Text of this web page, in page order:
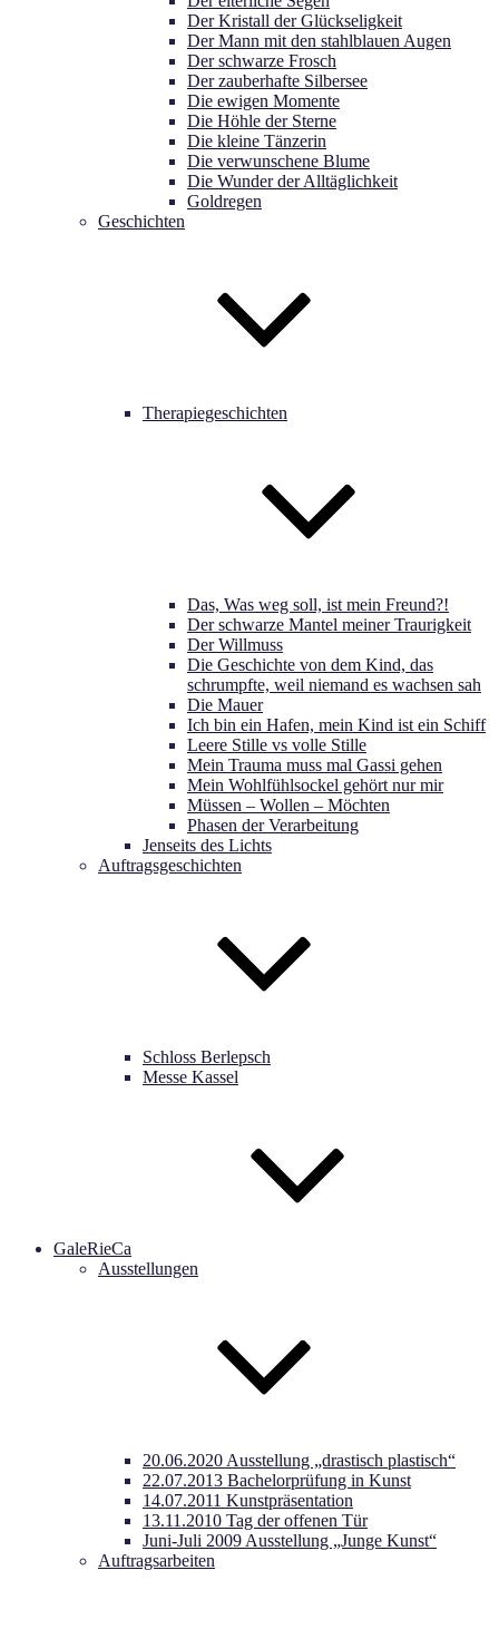
Der Kristall der Glückseligkeit
Der Mann mit den stahlblauen Augen
Der schwarze Frosch
Der zauberhafte Silbersee
Die ewigen Momente
Die Höhle der Sterne
Die kleine Tänzerin
Die verwunschene Blume
Die Wunder der Alltäglichkeit
Goldregen
Geschichten
Therapiegeschichten
Das, Was weg soll, ist mein Freund?!
Der schwarze Mantel meiner Traurigkeit
Der Willmuss
Die Geschichte von dem Kind, das
schrumpfte, weil niemand es wachsen sah
Die Mauer
Ich bin ein Hafen, mein Kind ist ein Schiff
Leere Stille vs volle Stille
Mein Trauma muss mal Gassi gehen
Mein Wohlfühlsockel gehört nur mir
Müssen – Wollen – Möchten
Phasen der Verarbeitung
Jenseits des Lichts
Auftragsgeschichten
Schloss Berlepsch
Messe Kassel
GaleRieCa
Ausstellungen
20.06.2020 Ausstellung „drastisch plastisch“
22.07.2013 Bachelorprüfung in Kunst
14.07.2011 Kunstpräsentation
13.11.2010 Tag der offenen Tür
Juni-Juli 2009 Ausstellung „Junge Kunst“
Auftragsarbeiten